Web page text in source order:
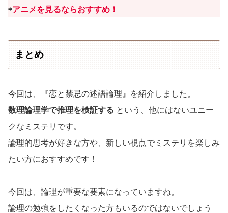
⇨アニメを見るならおすすめ！
まとめ
今回は、『恋と禁忌の述語論理』を紹介しました。
数理論理学で推理を検証する という、他にはないユニー
クなミステリです。
論理的思考が好きな方や、新しい視点でミステリを楽しみ
たい方におすすめです！
今回は、論理が重要な要素になっていますね。
論理の勉強をしたくなった方もいるのではないでしょう